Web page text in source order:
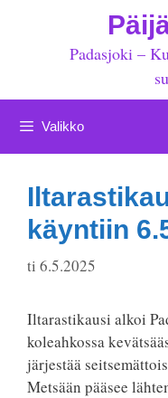
Padasjoki –
Valikko
käyntiin
ti 6.5.2025
Iltarastikausi alkoi
koleahkossa
järjestää
Metsään pääsee